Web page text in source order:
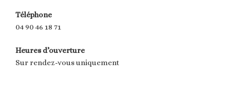
Téléphone
04 90 46 18 71
Heures d’ouverture
Sur rendez-vous uniquement